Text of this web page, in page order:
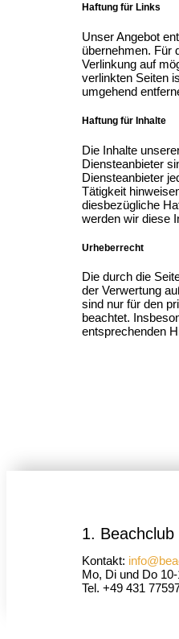
Haftung für Links
Unser Angebot
übernehmen. Für
Verlinkung auf
verlinkten Seiten
umgehend
Haftung für Inhalte
Die Inhalte
Diensteanbieter
Diensteanbieter
Tätigkeit
diesbezügliche
werden wir diese
Urheberrecht
Die durch die
der Verwertung
sind nur für den
beachtet.
entsprechenden
1. Beachclub
Kontakt:
Mo, Di und Do
Tel. +49 431